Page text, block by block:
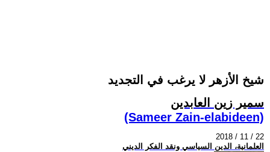
شيخ الأزهر لا يرغب في التجديد
سمير زين العابدين
(Sameer Zain-elabideen)
2018 / 11 / 22
العلمانية، الدين السياسي ونقد الفكر الديني